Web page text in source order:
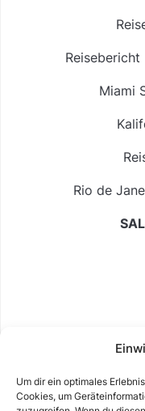
Um dir ein optimales
Cookies, um
Miami
Rio de